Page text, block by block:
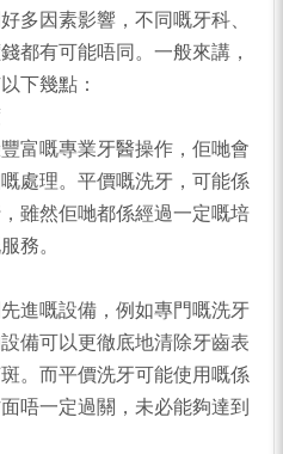
多因素影響，不同嘅牙科、
都有可能唔同。一般來講，
下幾點：
富嘅專業牙醫操作，佢哋會
處理。平價嘅洗牙，可能係
雖然佢哋都係經過一定嘅培
務。
進嘅設備，例如專門嘅洗牙
備可以更徹底地清除牙齒表
。而平價洗牙可能使用嘅係
唔一定過關，未必能夠達到